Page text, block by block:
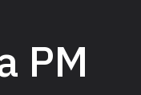
PM